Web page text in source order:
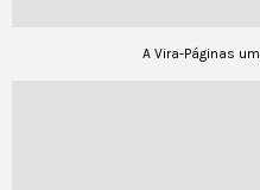
A Vira-Páginas